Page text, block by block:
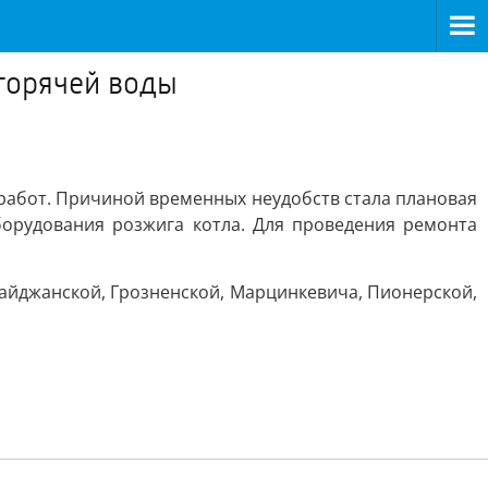
воды
Причиной временных неудобств стала плановая
розжига котла. Для проведения ремонта
Грозненской, Марцинкевича, Пионерской,